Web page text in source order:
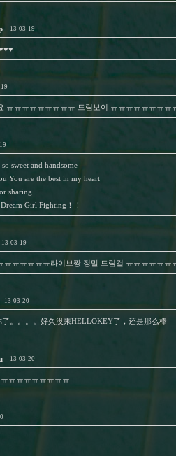
13-03-19
19
ㅠㅠㅠㅠㅠㅠㅠㅠㅠ 드림보이 ㅠㅠㅠㅠㅠㅠㅠㅠ
19
sweet and handsome
You are the best in my heart
sharing
Girl Fighting！！
13-03-19
ㅠㅠㅠㅠㅠㅠ라이브짱 정말 드림걸 ㅠㅠㅠㅠㅠㅠ
13-03-20
了。。。。好久没来HELLOKEY了，还是那么棒
13-03-20
ㅠㅠㅠㅠㅠㅠㅠㅠ